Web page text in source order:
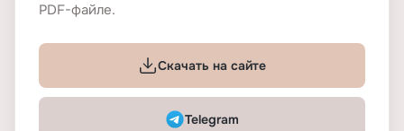
PDF-файле.
Скачать на сайте
Telegram